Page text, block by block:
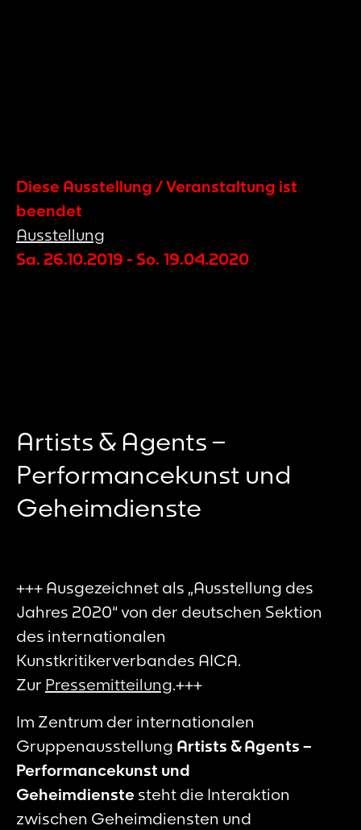
Diese Ausstellung / Veranstaltung ist
beendet
Ausstellung
Sa. 26.10.2019 - So. 19.04.2020
Artists & Agents –
Performancekunst und
Geheimdienste
+++ Ausgezeichnet als „Ausstellung des
Jahres 2020“ von der deutschen Sektion
des internationalen
Kunstkritikerverbandes AICA.
Zur Pressemitteilung.+++
Im Zentrum der internationalen
Gruppenausstellung Artists & Agents –
Performancekunst und
Geheimdienste steht die Interaktion
zwischen Geheimdiensten und